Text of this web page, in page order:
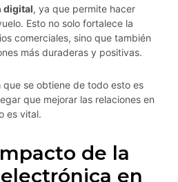
digital, ya que permite hacer
Esto no solo fortalece la
comerciales, sino que también
más duraderas y positivas.
que se obtiene de todo esto es
que mejorar las relaciones en
es vital.
de la
en